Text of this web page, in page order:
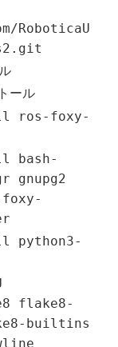
RoboticaU
ール
ros-foxy-
bash-
gnupg2
python3-
flake8-
builtins